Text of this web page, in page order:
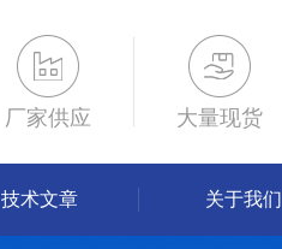
厂家供应 大量现货
技术文章 关于我们